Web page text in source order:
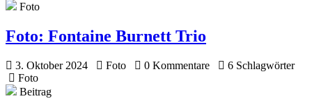
Foto
Foto: Fontaine Burnett Trio
3. Oktober 2024 Foto 0 Kommentare
6 Schlagwörter
Foto
Beitrag